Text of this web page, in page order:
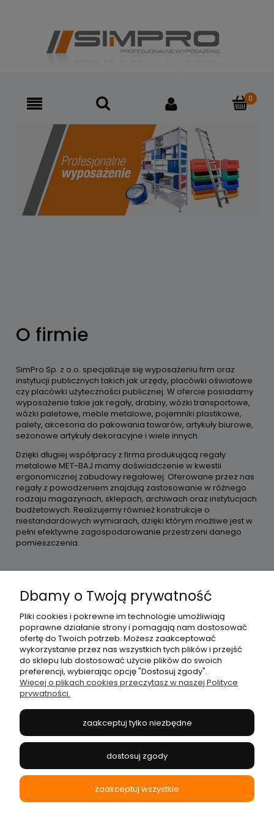
O firmie
SimPro Sp. z o.o. specjalizuje się wyposażeniu firm oraz
instytucji publicznych takich jak urzędy, placówki oświatowe
czy placówki użyteczności publicznej. W ofercie posiadamy
wyposażenie takie jak regały, drabiny, wózki transportowe,
wózki paletowe, meble metalowe, pojemniki plastikowe,
palety, akcesoria do pakowania towarów, artykuły biurowe,
sezonowe artykuły dekoracyjne i wiele innych.
Dzięki długiej współpracy z firma produkującą regały
metalowe MET-BAJ mamy doświadczenie w kwestii
ergonomicznej zabudowy regałowej. Oferowane przez nas
regały z powodzeniem znajdują zastosowanie w różnego
rodzaju magazynach, sklepach, archiwach oraz instytucjach
budżetowych. Realizujemy również konstrukcje o
niestandardowych wymiarach, dzięki którym możliwe jest w
pełni efektywne zagospodarowanie przestrzeni danego
pomieszczenia.
Moje konto
Płatności i dostawa
O nas
Dbamy o Twoją prywatność
Pliki cookies i pokrewne im technologie umożliwiają
poprawne działanie strony i pomagają nam dostosować
ofertę do Twoich potrzeb. Możesz zaakceptować
wykorzystanie przez nas wszystkich tych plików i przejść
do sklepu lub dostosować użycie plików do swoich
preferencji, wybierając opcję "Dostosuj zgody".
Więcej o plikach cookies przeczytasz w naszej Polityce
prywatności.
zaakceptuj tylko niezbędne
dostosuj zgody
zaakceptuj wszystkie